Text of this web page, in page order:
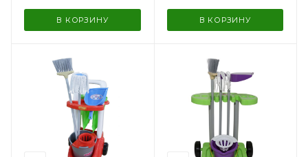
В КОРЗИНУ В КОРЗИНУ